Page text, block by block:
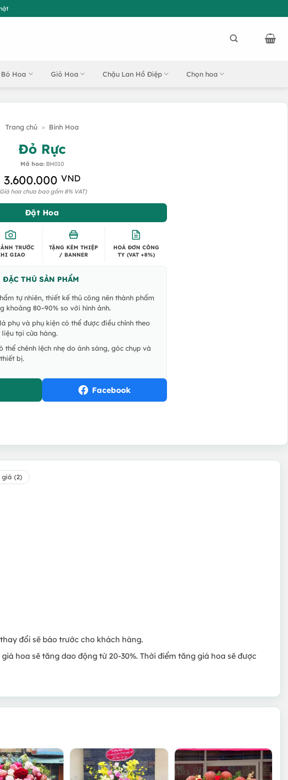
Bó Hoa Giỏ Hoa Chậu Lan Hồ Điệp Chọn hoa
Trang chủ » Bình Hoa
Đỏ Rực
Mã hoa: BH010
3.600.000 VND
hoa chưa bao gồm 8% VAT)
Đặt Hoa
TRƯỚC
GIAO
TẶNG KÈM THIỆP
/ BANNER
HOÁ ĐƠN CÔNG
TY (VAT +8%)
ĐẶC THÙ SẢN PHẨM
tự nhiên, thiết kế thủ công nên thành phẩm
khoảng 80–90% so với hình ảnh.
phụ và phụ kiện có thể được điều chỉnh theo
tại cửa hàng.
thể chênh lệch nhẹ do ánh sáng, góc chụp và
bị.
Facebook
(2)
đổi sẽ báo trước cho khách hàng.
hoa sẽ tăng dao động từ 20-30%. Thời điểm tăng giá hoa sẽ được